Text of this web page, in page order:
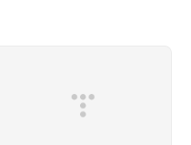
있다. 그래서, 군대도 "아침 점